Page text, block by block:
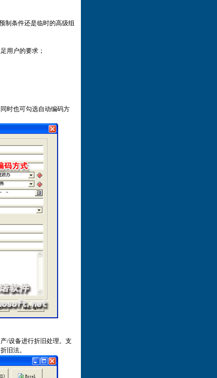
制条件还是临时的高级组
用户的要求；
时也可勾选自动编码方
/设备进行折旧处理。支
旧法。